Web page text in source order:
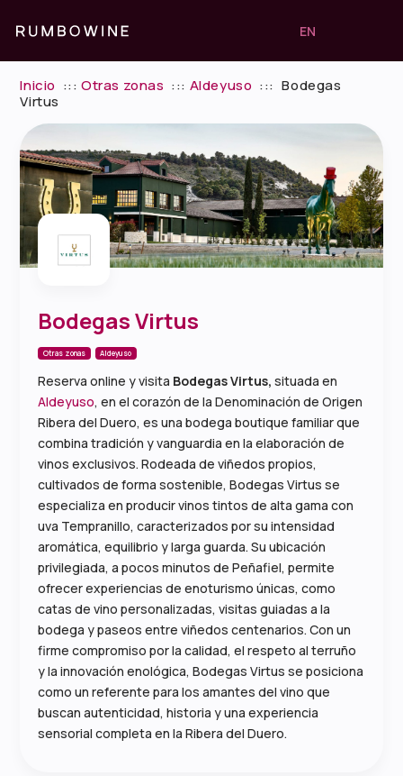
EN
Inicio :::Otras zonas ::: Aldeyuso ::: Bodegas
Virtus
Bodegas Virtus
Otras zonas Aldeyuso
Reserva online y visita Bodegas Virtus, situada en
Aldeyuso, en el corazón de la Denominación de Origen
Ribera del Duero, es una bodega boutique familiar que
combina tradición y vanguardia en la elaboración de
vinos exclusivos. Rodeada de viñedos propios,
cultivados de forma sostenible, Bodegas Virtus se
especializa en producir vinos tintos de alta gama con
uva Tempranillo, caracterizados por su intensidad
aromática, equilibrio y larga guarda. Su ubicación
privilegiada, a pocos minutos de Peñafiel, permite
ofrecer experiencias de enoturismo únicas, como
catas de vino personalizadas, visitas guiadas a la
bodega y paseos entre viñedos centenarios. Con un
firme compromiso por la calidad, el respeto al terruño
y la innovación enológica, Bodegas Virtus se posiciona
como un referente para los amantes del vino que
buscan autenticidad, historia y una experiencia
sensorial completa en la Ribera del Duero.